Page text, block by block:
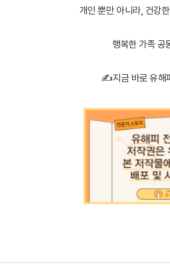
개인 뿐만 아니라, 건강
행복한 가족 공
✍️지금 바로 유해